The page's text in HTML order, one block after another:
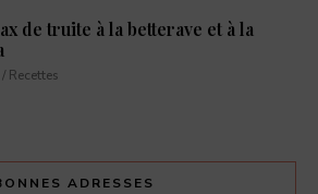
de truite à la betterave et à la
Recettes
ADRESSES